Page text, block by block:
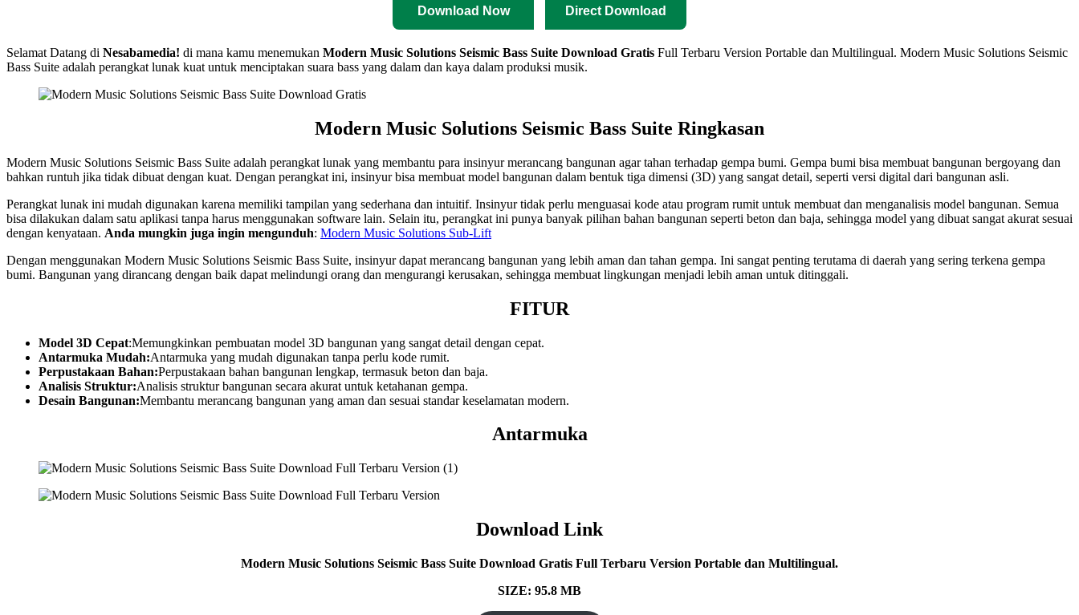
Download Now Direct Download
Selamat Datang di Nesabamedia! di mana kamu menemukan Modern Music Solutions Seismic Bass Suite Download Gratis Full Terbaru Version Portable dan Multilingual. Modern Music Solutions Seismic
Bass Suite adalah perangkat lunak kuat untuk menciptakan suara bass yang dalam dan kaya dalam produksi musik.
Modern Music Solutions Seismic Bass Suite Ringkasan
Modern Music Solutions Seismic Bass Suite adalah perangkat lunak yang membantu para insinyur merancang bangunan agar tahan terhadap gempa bumi. Gempa bumi bisa membuat bangunan bergoyang dan
bahkan runtuh jika tidak dibuat dengan kuat. Dengan perangkat ini, insinyur bisa membuat model bangunan dalam bentuk tiga dimensi (3D) yang sangat detail, seperti versi digital dari bangunan asli.
Perangkat lunak ini mudah digunakan karena memiliki tampilan yang sederhana dan intuitif. Insinyur tidak perlu menguasai kode atau program rumit untuk membuat dan menganalisis model bangunan. Semua
bisa dilakukan dalam satu aplikasi tanpa harus menggunakan software lain. Selain itu, perangkat ini punya banyak pilihan bahan bangunan seperti beton dan baja, sehingga model yang dibuat sangat akurat sesuai
dengan kenyataan. Anda mungkin juga ingin mengunduh: Modern Music Solutions Sub-Lift
Dengan menggunakan Modern Music Solutions Seismic Bass Suite, insinyur dapat merancang bangunan yang lebih aman dan tahan gempa. Ini sangat penting terutama di daerah yang sering terkena gempa
bumi. Bangunan yang dirancang dengan baik dapat melindungi orang dan mengurangi kerusakan, sehingga membuat lingkungan menjadi lebih aman untuk ditinggali.
FITUR
Model 3D Cepat:Memungkinkan pembuatan model 3D bangunan yang sangat detail dengan cepat.
Antarmuka Mudah:Antarmuka yang mudah digunakan tanpa perlu kode rumit.
Perpustakaan Bahan:Perpustakaan bahan bangunan lengkap, termasuk beton dan baja.
Analisis Struktur:Analisis struktur bangunan secara akurat untuk ketahanan gempa.
Desain Bangunan:Membantu merancang bangunan yang aman dan sesuai standar keselamatan modern.
Antarmuka
Download Link
Modern Music Solutions Seismic Bass Suite Download Gratis Full Terbaru Version Portable dan Multilingual.
SIZE: 95.8 MB